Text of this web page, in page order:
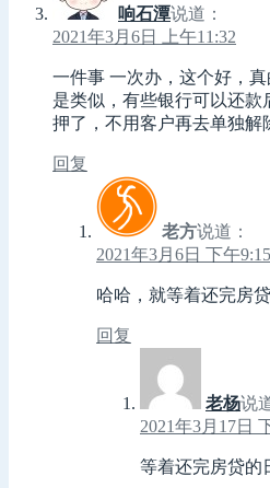
响石潭说道：
2021年3月6日 上午11:32
一件事 一次办，这个好，
是类似，有些银行可以还
押了，不用客户再去单独解
回复
老方说道：
2021年3月6日 下午9:15
哈哈，就等着还完房
回复
老杨说
2021年3月17日
等着还完房贷的